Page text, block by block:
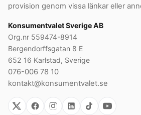
provision genom vissa länkar eller
Konsumentvalet Sverige AB
Org.nr 559474-8914
Bergendorffsgatan 8 E
652 16 Karlstad, Sverige
076-006 78 10
kontakt@konsumentvalet.se